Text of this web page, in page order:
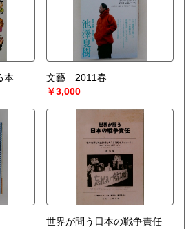
本
文藝 2011春
￥3,000
世界が問う日本の戦争責任